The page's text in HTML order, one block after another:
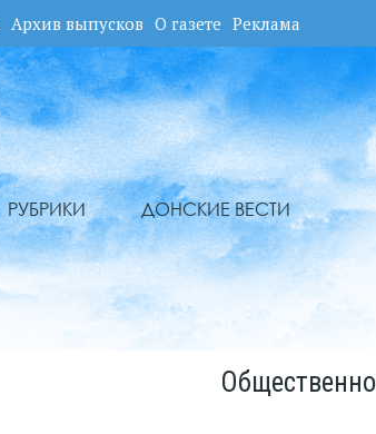
Архив выпусков О газете Реклама
РУБРИКИ ДОНСКИЕ ВЕСТИ